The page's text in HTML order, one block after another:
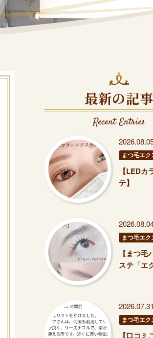
最新の記事
Recent Entries
まつ毛エ
【LEDカ
テ】
まつ毛エ
【まつ毛
ステ「エ
2026.07.31
まつ毛エ
【口コミ